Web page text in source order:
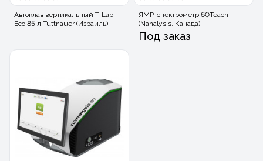
Автоклав вертикальный T-Lab
Eco 85 л Tuttnauer (Израиль)
ЯМР-спектрометр 60Teach
(Nanalysis, Канада)
Под заказ